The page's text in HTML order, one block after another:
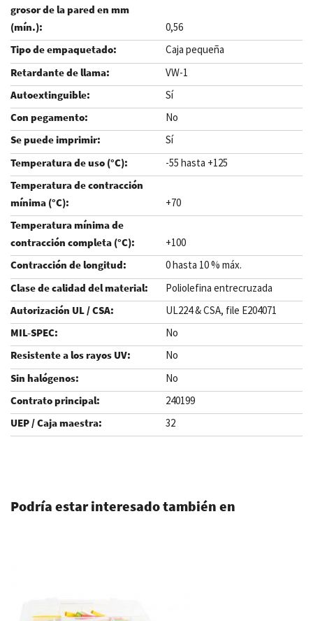
0,56
Caja pequeña
VW-1
Sí
No
Sí
-55 hasta +125
+70
+100
0 hasta 10 % máx.
Poliolefina entrecruzada
UL224 & CSA, file E204071
No
No
No
240199
32
Podría estar interesado también en